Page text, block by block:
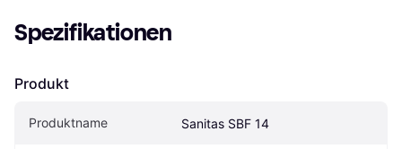
Spezifikationen
Produkt
Produktname Sanitas SBF 14